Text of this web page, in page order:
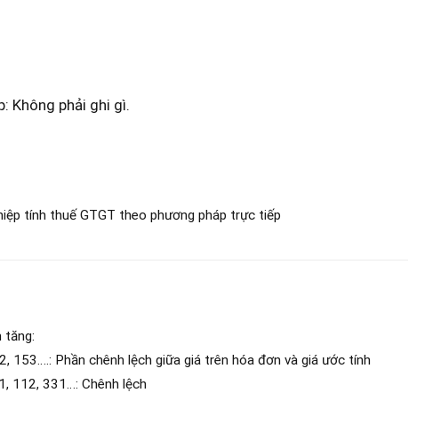
Không phải ghi gì.
tính thuế GTGT theo phương pháp trực tiếp
tăng:
153….: Phần chênh lệch giữa giá trên hóa đơn và giá ước tính
112, 331…: Chênh lệch